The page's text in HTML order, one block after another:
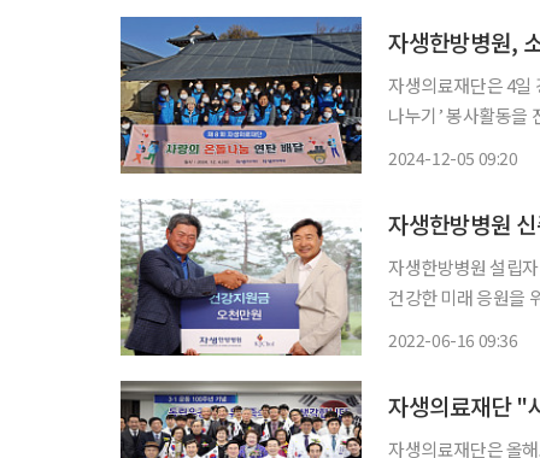
자생한방병원,
자생의료재단은 4일
나누기’ 봉사활동을 진행했다고 5일 밝혔
2024-12-05 09:20
자생한방병원
자생한방병원 설립
건강한 미래 응원을
2022-06-16 09:36
자생의료재단은 올